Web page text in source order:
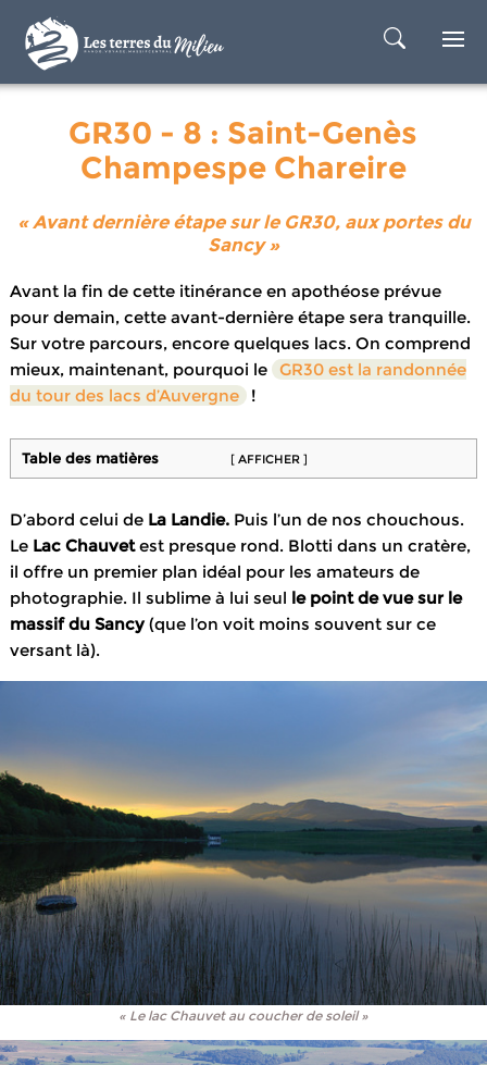
GR30 - 8 : Saint-Genès
Champespe Chareire
« Avant dernière étape sur le GR30, aux portes du
Sancy »
Avant la fin de cette itinérance en apothéose prévue
pour demain, cette avant-dernière étape sera tranquille.
Sur votre parcours, encore quelques lacs. On comprend
mieux, maintenant, pourquoi le GR30 est la randonnée
du tour des lacs d’Auvergne !
Table des matières [ AFFICHER ]
D’abord celui de La Landie.Puis l’un de nos chouchous.
Le Lac Chauvetest presque rond. Blotti dans un cratère,
il offre un premier plan idéal pour les amateurs de
photographie. Il sublime à lui seul le point de vue sur le
massif du Sancy(que l’on voit moins souvent sur ce
versant là).
« Le lac Chauvet au coucher de soleil »